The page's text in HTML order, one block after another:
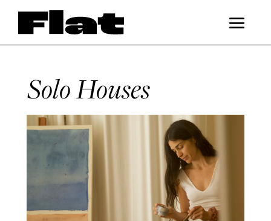
Solo Houses